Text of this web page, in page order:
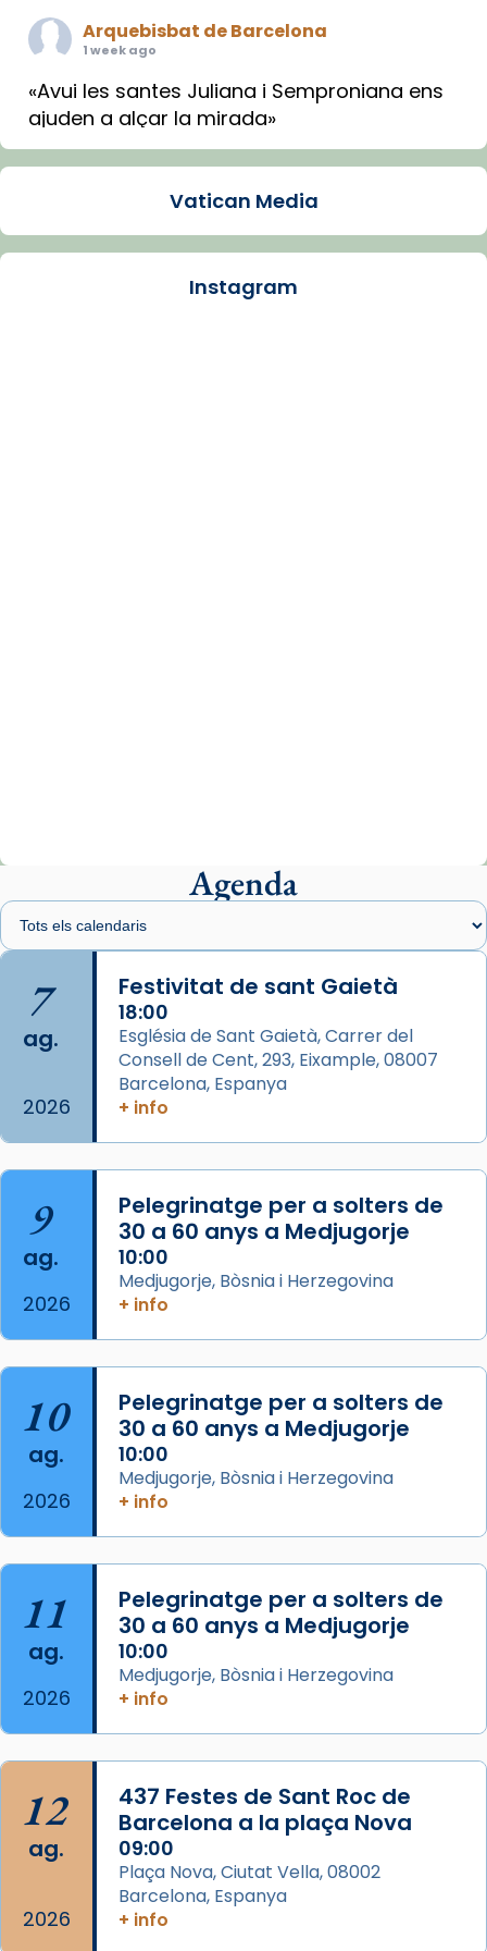
Arquebisbat de Barcelona
1 week ago
«Avui les santes Juliana i Semproniana ens
ajuden a alçar la mirada»
Mons. Sergi Gordo, bisbe de Tortosa, ha
Santes de Mataró.
🔗tinyurl.com/cvu5jmbk
Arquebisbat de Barcelona
1 week ago
Memòria de les santes Juliana i
Semproniana, verges i màrtirs.
Acompanyant la història de sant Cugat, a
partir de l’Edat Mitjana sorgeix la tradició
que les santes Juliana (“relatiu a Júlia”) i
Semproniana (“relatiu a Semprònia =
eterna”) són deixebles seves. I l’any 1667, el
frare Joan Gaspar Roig, afirma en una obra
que les santes són filles de l’antiga Iluro.
Mataró en reivindicarà les relíquies fins que
les aconseguirà el 1772. L’ofici que es canta
a la “Missa de les Santes” (“Missa de
Glòria”) fou composta el 1848 per Mn.
Manuel Blanch, amb aire d’òpera
italianitzant; s’interpreta per privilegi
pontifici, amb orquestra i cor, i té una
duració aproximada de tres hores. Després,
processó (recuperada el 1972) al voltant
del temple amb les relíquies de les santes.
Des de 1985 hi participa també un grup de
diablesses amb música i ball propis. Festa
gran a Mataró.
«Si vols saber què és calor, ves per les
Santes a Mataró»🥵.
Photo
View on Facebook ·
Jaume, fill de Zebedeu, és juntament amb el
seu germà Joan i Pere un dels que
acompanyava més de prop Jesús.
Segons el llibre dels Fets (12,2) fou el primer
apòstol màrtir, decapitat a Jerusalem per
Herodes Agripa (vers l'any 44).
Vatican Media
Instagram
Agenda
7
ag.
2026
Festivitat de sant Gaietà
18:00
Església de Sant Gaietà, Carrer del
Consell de Cent, 293, Eixample, 08007
Barcelona, Espanya
+ info
9
ag.
2026
Pelegrinatge per a solters de
30 a 60 anys a Medjugorje
10:00
Medjugorje, Bòsnia i Herzegovina
+ info
10
ag.
2026
Pelegrinatge per a solters de
30 a 60 anys a Medjugorje
10:00
Medjugorje, Bòsnia i Herzegovina
+ info
11
ag.
2026
Pelegrinatge per a solters de
30 a 60 anys a Medjugorje
10:00
Medjugorje, Bòsnia i Herzegovina
+ info
12
ag.
2026
437 Festes de Sant Roc de
Barcelona a la plaça Nova
09:00
Plaça Nova, Ciutat Vella, 08002
Barcelona, Espanya
+ info